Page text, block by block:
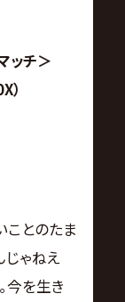
後楽園!
らには教
? お前､